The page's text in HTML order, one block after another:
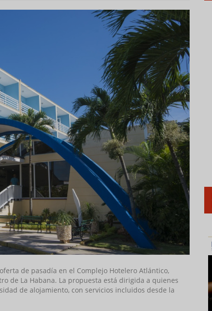
de pasadía en el Complejo Hotelero Atlántico,
de La Habana. La propuesta está dirigida a quienes
de alojamiento, con servicios incluidos desde la